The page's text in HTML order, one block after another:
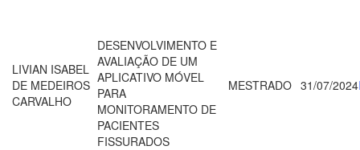
LIVIAN ISABEL
DE MEDEIROS
CARVALHO
DESENVOLVIMENTO E
AVALIAÇÃO DE UM
APLICATIVO MÓVEL
PARA
MONITORAMENTO DE
PACIENTES
FISSURADOS
MESTRADO 31/07/2024